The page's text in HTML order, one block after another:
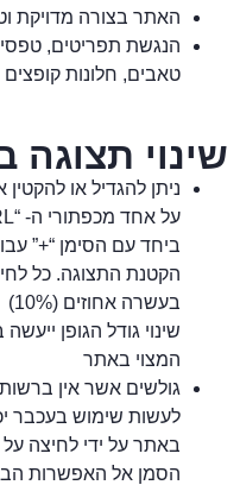
האתר בצורה מדויקת
הנגשת תפריטים,
טאבים, חלונות קופצים
שינוי תצוגה
ניתן להגדיל או
ביחד עם הסימן “+”
הקטנת התצוגה. כל
בעשרה אחוזים (10%)
שינוי גודל הגופן
המצוי באתר
גולשים אשר אין
לעשות שימוש בעכבר
הסמן אל האפשרות